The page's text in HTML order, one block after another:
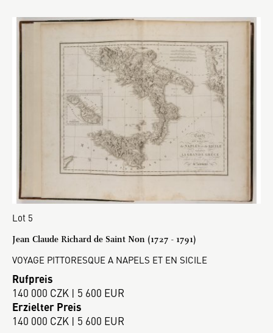
Lot 5
Jean Claude Richard de Saint Non (1727 - 1791)
VOYAGE PITTORESQUE A NAPELS ET EN SICILE
Rufpreis
140 000 CZK | 5 600 EUR
Erzielter Preis
140 000 CZK | 5 600 EUR